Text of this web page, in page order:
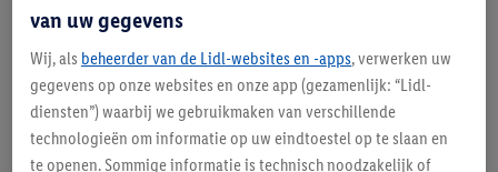
Let op je houding
Bij trailrijden telt alles, ook hoe je op je fiets zit. Dat
zorgt voor stabiliteit. Geri legt uit hoe: “Kijk vooruit,
van uw gegevens
Wij, als beheerder van de Lidl-websites en -apps, verwerken uw
gegevens op onze websites en onze app (gezamenlijk: “Lidl-
diensten”) waarbij we gebruikmaken van verschillende
technologieën om informatie op uw eindtoestel op te slaan en
te openen. Sommige informatie is technisch noodzakelijk of